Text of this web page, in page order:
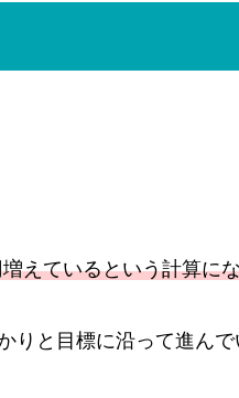
えているという計算に
と目標に沿って進んで